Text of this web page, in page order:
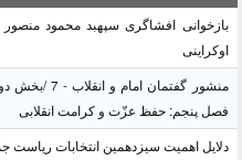
بازخوانی افشاگری سپهبد محمود
اوکراینی
فصل پنجم: حفظ عزّت و کرامت انقلابی
دلایل اهمیت سیزدهمین انتخابات ریاست